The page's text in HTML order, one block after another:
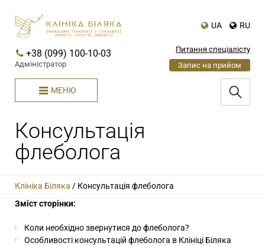
UA RU
+38 (099) 100-10-03
Адміністратор
Питання спеціалісту
Запис на прийом
МЕНЮ
Консультація
флеболога
Клініка Біляка / Консультація флеболога
Зміст сторінки:
Коли необхідно звернутися до флеболога?
Особливості консультацій флеболога в Клініці Біляка